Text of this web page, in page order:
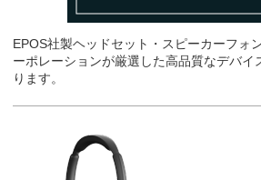
EPOS社製ヘッドセット・スピーカーフォ
ーポレーションが厳選した高品質なデバイ
ります。